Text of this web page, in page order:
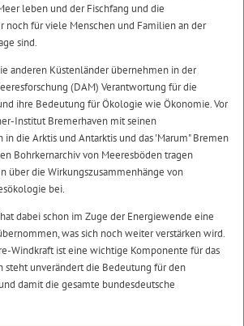
leben und der Fischfang und die
noch für viele Menschen und Familien an der
sind.
anderen Küstenländer übernehmen in der
(DAM) Verantwortung für die
ihre Bedeutung für Ökologie wie Ökonomie. Vor
Institut Bremerhaven mit seinen
die Arktis und Antarktis und das 'Marum" Bremen
Bohrkernarchiv von Meeresböden tragen
über die Wirkungszusammenhänge von
bei.
dabei schon im Zuge der Energiewende eine
was sich noch weiter verstärken wird.
Windkraft ist eine wichtige Komponente für das
steht unverändert die Bedeutung für den
damit die gesamte bundesdeutsche